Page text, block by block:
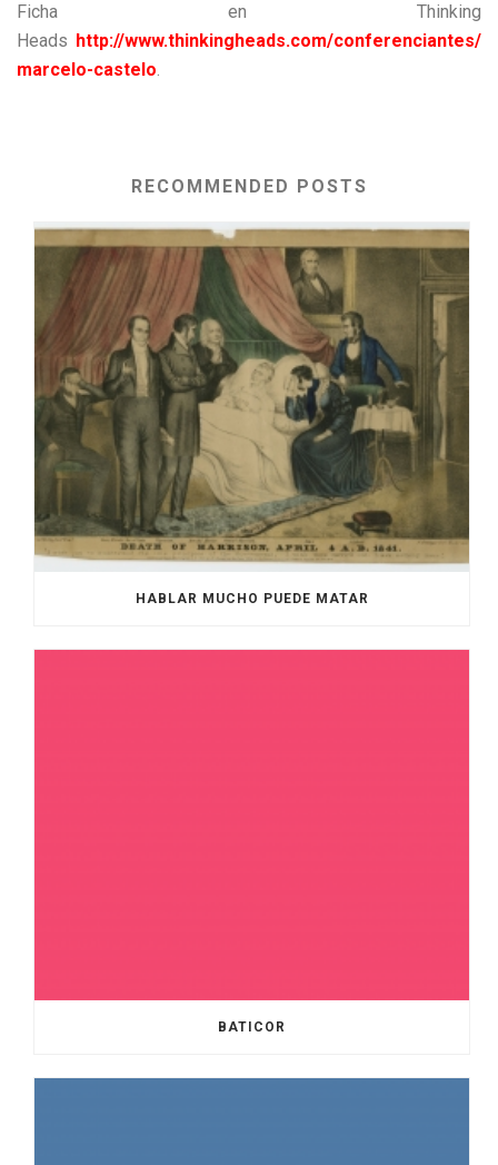
Ficha en Thinking
Heads http://www.thinkingheads.com/conferenciantes/
marcelo-castelo.
RECOMMENDED POSTS
HABLAR MUCHO PUEDE MATAR
BATICOR